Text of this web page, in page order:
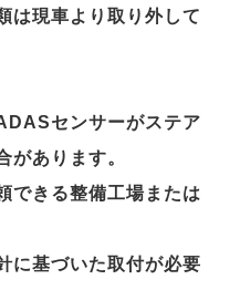
は現車より取り外して
センサーがステア
があります。
できる整備工場または
に基づいた取付が必要